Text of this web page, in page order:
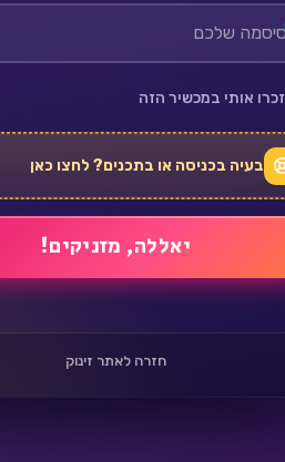
זכרו אותי במכשיר הזה
בעיה בכניסה או בתכנים? לחצו כאן
חזרה לאתר זינוק